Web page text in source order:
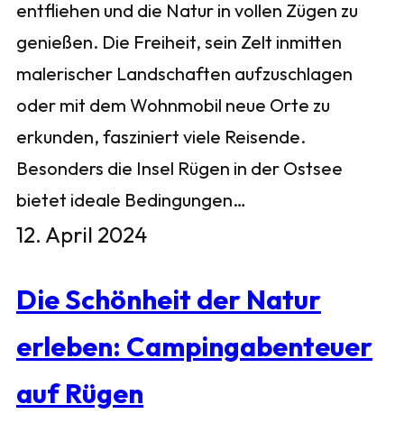
entfliehen und die Natur in vollen Zügen zu
genießen. Die Freiheit, sein Zelt inmitten
malerischer Landschaften aufzuschlagen
oder mit dem Wohnmobil neue Orte zu
erkunden, fasziniert viele Reisende.
Besonders die Insel Rügen in der Ostsee
bietet ideale Bedingungen…
12. April 2024
Die Schönheit der Natur
erleben: Campingabenteuer
auf Rügen